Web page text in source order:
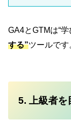
GA4とGTMは“学
する”ツールです
5. 上級者を